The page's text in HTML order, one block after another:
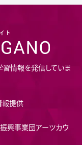
習情報を発信していま
報提供
興事業団アーツカウ